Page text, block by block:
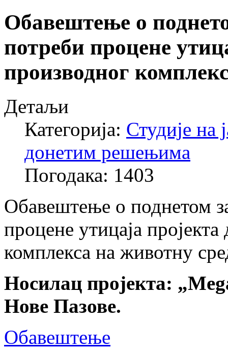
Обавештење о
потреби процене
производног
Детаљи
Категорија: Студије на
донетим решењима
Погодака: 1403
Обавештење о поднетом
процене утицаја
комплекса на животну
Носилац пројекта:
Нове Пазове.
Обавештење